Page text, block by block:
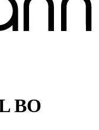
BO